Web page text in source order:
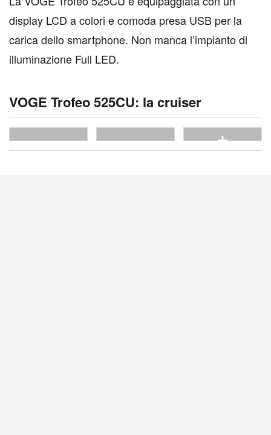
display LCD a colori e comoda presa USB per la
carica dello smartphone. Non manca l’impianto di
illuminazione Full LED.
VOGE Trofeo 525CU: la cruiser